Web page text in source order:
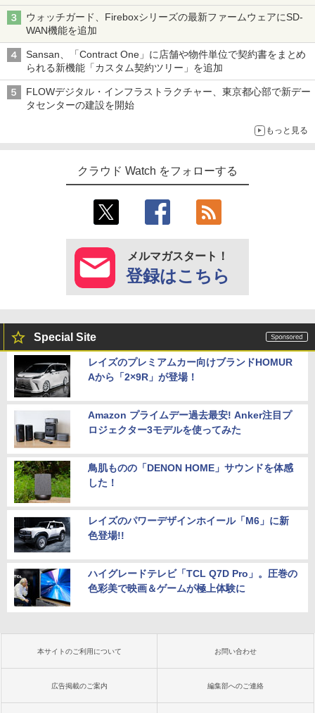
ウォッチガード、Fireboxシリーズの最新ファームウェアにSD-
WAN機能を追加
Sansan、「Contract One」に店舗や物件単位で契約書をまとめ
られる新機能「カスタム契約ツリー」を追加
FLOWデジタル・インフラストラクチャー、東京都心部で新デー
タセンターの建設を開始
もっと見る
クラウド Watch をフォローする
メルマガスタート！
登録はこちら
Special Site
レイズのプレミアムカー向けブランドHOMUR
Aから「2×9R」が登場！
Amazon プライムデー過去最安! Anker注目プ
ロジェクター3モデルを使ってみた
鳥肌ものの「DENON HOME」サウンドを体感
した！
レイズのパワーデザインホイール「M6」に新
色登場!!
ハイグレードテレビ「TCL Q7D Pro」。圧巻の
色彩美で映画＆ゲームが極上体験に
本サイトのご利用について お問い合わせ
広告掲載のご案内 編集部へのご連絡